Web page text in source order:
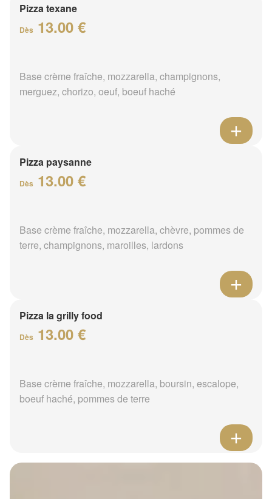
Pizza texane
Dès 13.00 €
Base crème fraîche, mozzarella, champignons,
merguez, chorizo, oeuf, boeuf haché
Pizza paysanne
Dès 13.00 €
Base crème fraîche, mozzarella, chèvre, pommes de
terre, champignons, maroilles, lardons
Pizza la grilly food
Dès 13.00 €
Base crème fraîche, mozzarella, boursin, escalope,
boeuf haché, pommes de terre